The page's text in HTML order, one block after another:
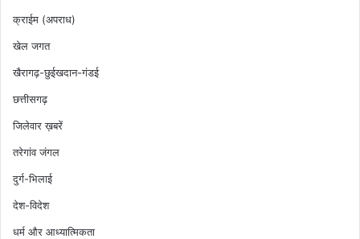
क्राईम (अपराध)
खेल जगत
खैरागढ़-छुईखदान-गंडई
छत्तीसगढ़
जिलेवार ख़बरें
तरेगांव जंगल
दुर्ग-भिलाई
देश-विदेश
धर्म और आध्यात्मिकता